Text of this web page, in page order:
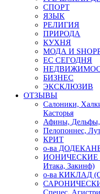
СПОРТ
ЯЗЫК
РЕЛИГИЯ
ПРИРОДА
КУХНЯ
МОДА И
ЕС СЕГОДНЯ
БИЗНЕС
ЭКСКЛЮЗИВ
ОТЗЫВЫ
Салоники,
Касторья
Афины,
Пелопоннес,
КРИТ
о-ва
ИОНИЧЕСКИЕ о-
Итака, Закинф)
о-ва КИКЛАД
САРОНИЧЕСКИЕ
Спецес,